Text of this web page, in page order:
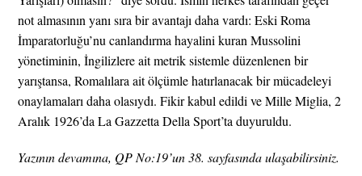
not almasının yanı sıra bir avantajı daha vardı: Eski Roma
İmparatorluğu’nu canlandırma hayalini kuran Mussolini
yönetiminin, İngilizlere ait metrik sistemle düzenlenen bir
yarıştansa, Romalılara ait ölçümle hatırlanacak bir mücadeleyi
onaylamaları daha olasıydı. Fikir kabul edildi ve Mille Miglia, 2
Aralık 1926’da La Gazzetta Della Sport’ta duyuruldu.
Yazının devamına, QP No:19’un 38. sayfasında ulaşabilirsiniz.